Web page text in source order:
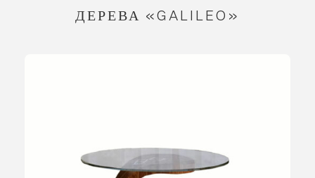
ДЕРЕВА «GALILEO»